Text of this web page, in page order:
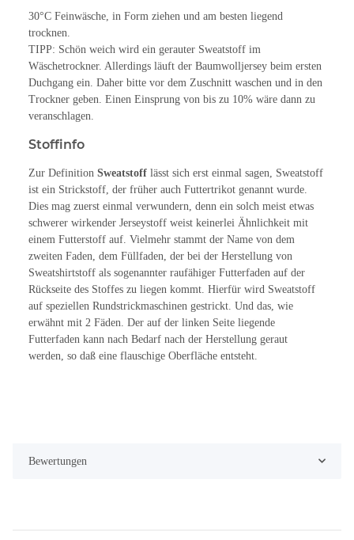
30°C Feinwäsche, in Form ziehen und am besten liegend
trocknen.
TIPP: Schön weich wird ein gerauter Sweatstoff im
Wäschetrockner. Allerdings läuft der Baumwolljersey beim ersten
Duchgang ein. Daher bitte vor dem Zuschnitt waschen und in den
Trockner geben. Einen Einsprung von bis zu 10% wäre dann zu
veranschlagen.
Stoffinfo
Zur Definition Sweatstoff lässt sich erst einmal sagen, Sweatstoff
ist ein Strickstoff, der früher auch Futtertrikot genannt wurde.
Dies mag zuerst einmal verwundern, denn ein solch meist etwas
schwerer wirkender Jerseystoff weist keinerlei Ähnlichkeit mit
einem Futterstoff auf. Vielmehr stammt der Name von dem
zweiten Faden, dem Füllfaden, der bei der Herstellung von
Sweatshirtstoff als sogenannter raufähiger Futterfaden auf der
Rückseite des Stoffes zu liegen kommt. Hierfür wird Sweatstoff
auf speziellen Rundstrickmaschinen gestrickt. Und das, wie
erwähnt mit 2 Fäden. Der auf der linken Seite liegende
Futterfaden kann nach Bedarf nach der Herstellung geraut
werden, so daß eine flauschige Oberfläche entsteht.
Bewertungen